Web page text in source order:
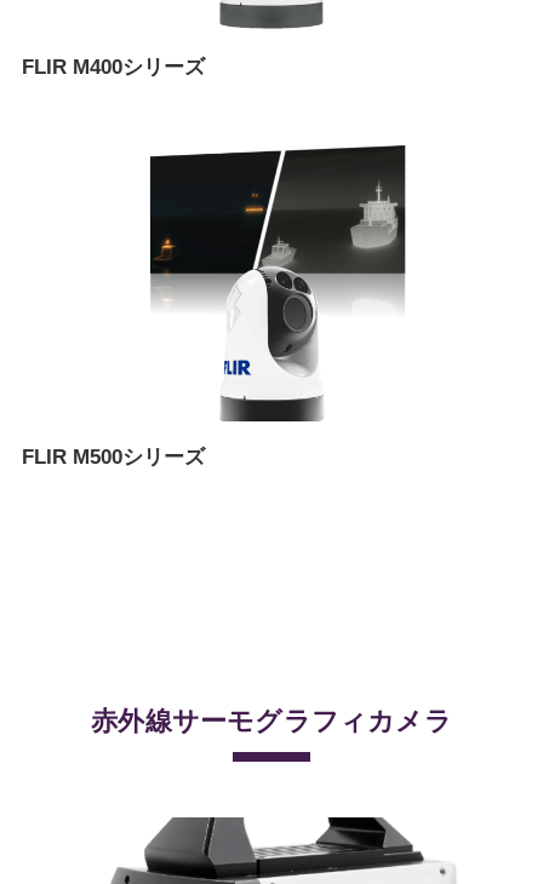
FLIR M400シリーズ
FLIR M500シリーズ
赤外線サーモグラフィカメラ
–